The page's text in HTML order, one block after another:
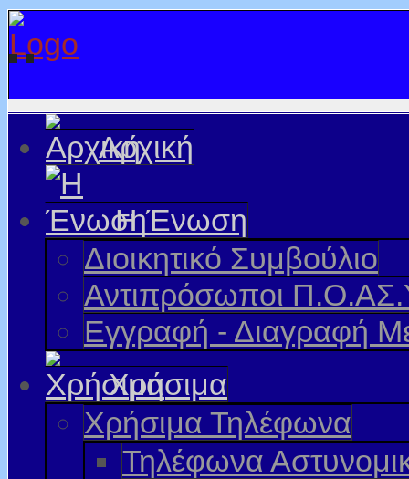
Αρχική
Η Ένωση
Διοικητικό Συμβούλιο
Αντιπρόσωποι
Εγγραφή - Διαγραφή
Χρήσιμα
Χρήσιμα Τηλέφωνα
Τηλέφωνα